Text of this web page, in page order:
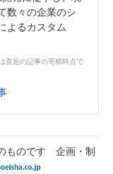
数々の企業のシ
よるカスタム
直近の記事の寄稿時点で
ものです 企画・制